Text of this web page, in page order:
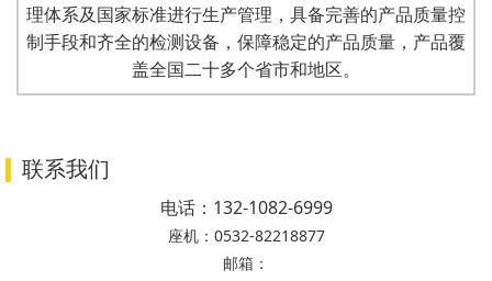
理体系及国家标准进行生产管理，具备完善的产品质量控
制手段和齐全的检测设备，保障稳定的产品质量，产品覆
盖全国二十多个省市和地区。
联系我们
电话： 132-1082-6999
座机： 0532-82218877
邮箱：